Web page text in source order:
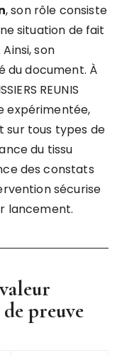
, son rôle consiste
situation de fait
son
du document. À
REUNIS
expérimentée,
sur tous types de
du tissu
des constats
sécurise
lancement.
preuve